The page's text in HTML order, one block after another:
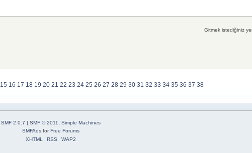
Gitmek istediğiniz
15 16 17 18 19 20 21 22 23 24 25 26 27 28 29 30 31 32 33 34 35 36 37 38
SMF 2.0.7 | SMF © 2011
Simple Machines
SMFAdsforFree Forums
XHTML
RSS WAP2